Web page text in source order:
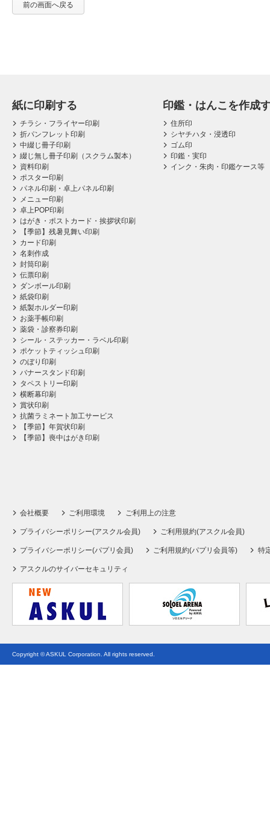
前の画面へ戻る
紙に印刷する
チラシ・フライヤー印刷
折パンフレット印刷
中綴じ冊子印刷
綴じ無し冊子印刷（スクラム製本）
資料印刷
ポスター印刷
パネル印刷・卓上パネル印刷
メニュー印刷
卓上POP印刷
はがき・ポストカード・挨拶状印刷
【季節】残暑見舞い印刷
カード印刷
名刺作成
封筒印刷
伝票印刷
ダンボール印刷
紙袋印刷
紙製ホルダー印刷
お薬手帳印刷
薬袋・診察券印刷
シール・ステッカー・ラベル印刷
ポケットティッシュ印刷
のぼり印刷
バナースタンド印刷
タペストリー印刷
横断幕印刷
賞状印刷
抗菌ラミネート加工サービス
【季節】年賀状印刷
【季節】喪中はがき印刷
印鑑・はんこを作成
住所印
シヤチハタ・浸透印
ゴム印
印鑑・実印
インク・朱肉・印鑑ケース等
会社概要 ご利用環境 ご利用上の注意
プライバシーポリシー(アスクル会員) ご利用規約(アスクル会員)
プライバシーポリシー(パプリ会員) ご利用規約(パプリ会員等) 特
アスクルのサイバーセキュリティ
Copyright © ASKUL Corporation. All rights reserved.